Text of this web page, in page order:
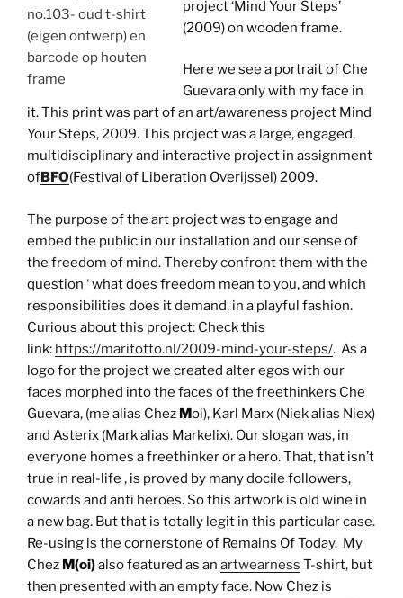
no.103- oud t-shirt
(eigen ontwerp) en
barcode op houten
frame
project ‘Mind Your Steps’
(2009) on wooden frame.
Here we see a portrait of Che
Guevara only with my face in
it. This print was part of an art/awareness project Mind
Your Steps, 2009. This project was a large, engaged,
multidisciplinary and interactive project in assignment
ofBFO(Festival of Liberation Overijssel) 2009.
The purpose of the art project was to engage and
embed the public in our installation and our sense of
the freedom of mind. Thereby confront them with the
question ‘ what does freedom mean to you, and which
responsibilities does it demand, in a playful fashion.
Curious about this project: Check this
link: https://maritotto.nl/2009-mind-your-steps/. As a
logo for the project we created alter egos with our
faces morphed into the faces of the freethinkers Che
Guevara, (me alias Chez Moi), Karl Marx (Niek alias Niex)
and Asterix (Mark alias Markelix). Our slogan was, in
everyone homes a freethinker or a hero. That, that isn’t
true in real-life , is proved by many docile followers,
cowards and anti heroes. So this artwork is old wine in
a new bag. But that is totally legit in this particular case.
Re-using is the cornerstone of Remains Of Today. My
Chez M(oi)also featured as an artwearness T-shirt, but
then presented with an empty face. Now Chez is